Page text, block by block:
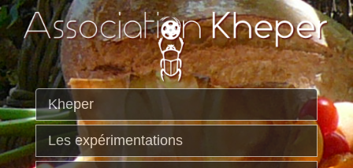
Kheper
Les expérimentations